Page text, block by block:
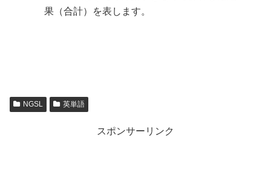
果（合計）を表します。
NGSL 英単語
スポンサーリンク